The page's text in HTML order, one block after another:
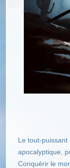
Le tout-
apocalyptique,
Conquérir le